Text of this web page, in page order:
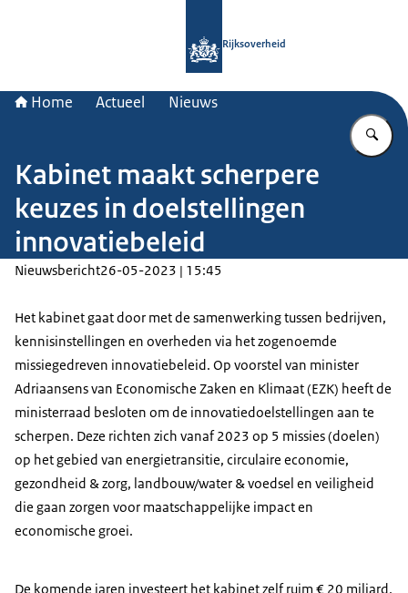
Rijksoverheid
Home Actueel Nieuws
Kabinet maakt scherpere
keuzes in doelstellingen
innovatiebeleid
Nieuwsbericht26-05-2023 | 15:45
Het kabinet gaat door met de samenwerking tussen bedrijven,
kennisinstellingen en overheden via het zogenoemde
missiegedreven innovatiebeleid. Op voorstel van minister
Adriaansens van Economische Zaken en Klimaat (EZK) heeft de
ministerraad besloten om de innovatiedoelstellingen aan te
scherpen. Deze richten zich vanaf 2023 op 5 missies (doelen)
op het gebied van energietransitie, circulaire economie,
gezondheid & zorg, landbouw/water & voedsel en veiligheid
die gaan zorgen voor maatschappelijke impact en
economische groei.
De komende jaren investeert het kabinet zelf ruim € 20 miljard,